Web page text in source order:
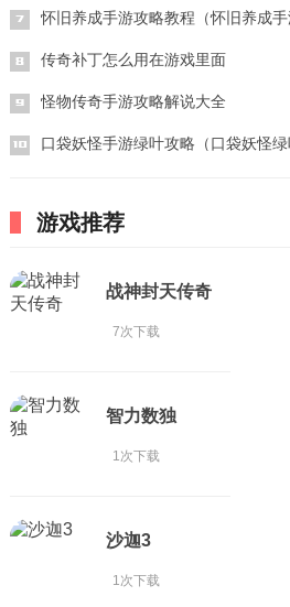
怀旧养成手游攻略教程（怀旧养成手
传奇补丁怎么用在游戏里面
怪物传奇手游攻略解说大全
口袋妖怪手游绿叶攻略（口袋妖怪绿
游戏推荐
战神封天传奇
7次下载
智力数独
1次下载
沙迦3
1次下载